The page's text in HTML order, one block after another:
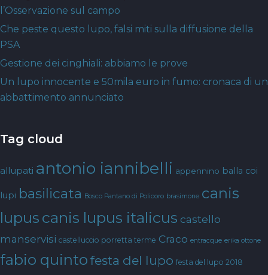
l’Osservazione sul campo
Che peste questo lupo, falsi miti sulla diffusione della
PSA
Gestione dei cinghiali: abbiamo le prove
Un lupo innocente e 50mila euro in fumo: cronaca di un
abbattimento annunciato
Tag cloud
allupati antonio iannibelli appennino balla coi
lupi basilicata Bosco Pantano di Policoro brasimone canis
lupus canis lupus italicus castello
manservisi castelluccio porretta terme Craco entracque erika ottone
fabio quinto festa del lupo festa del lupo 2018